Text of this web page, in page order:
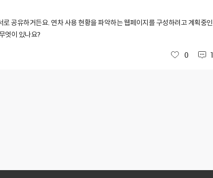
공유하거든요. 연차 사용 현황을 파악하는 웹페이지를 구성하려고 계획중인
엇이 있나요?
좋아요
0 1